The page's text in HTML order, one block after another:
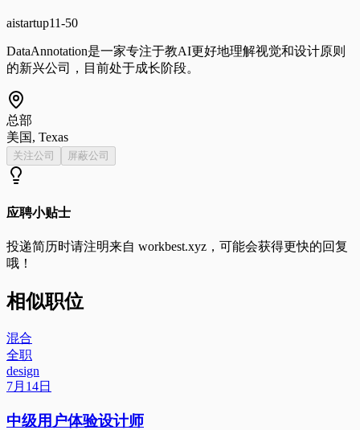
aistartup11-50
DataAnnotation是一家专注于教AI更好地理解视觉和设计原则
的新兴公司，目前处于成长阶段。
总部
美国, Texas
关注公司 屏蔽公司
应聘小贴士
投递简历时请注明来自 workbest.xyz ，可能会获得更快的回复
哦！
相似职位
混合
全职
design
7月14日
中级用户体验设计师